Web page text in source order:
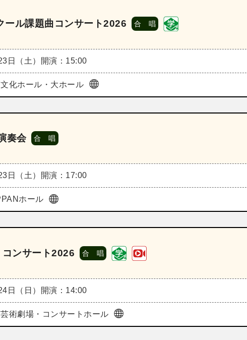
ール課題曲コンサート2026 合 唱
日（土） 開演：15:00
化ホール・大ホール
奏会 合 唱
日（土） 開演：17:00
ホール
ンサート2026 合 唱
日（日） 開演：14:00
術劇場・コンサートホール